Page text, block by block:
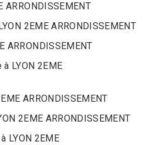
ARRONDISSEMENT
2EME ARRONDISSEMENT
ARRONDISSEMENT
LYON 2EME
ARRONDISSEMENT
2EME ARRONDISSEMENT
LYON 2EME